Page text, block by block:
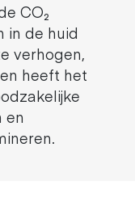
CO₂
in de huid
verhogen,
heeft het
en